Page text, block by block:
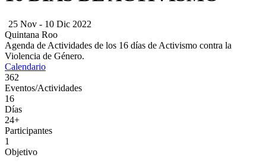
25 Nov - 10 Dic 2022
Quintana Roo
Agenda de Actividades de los 16 días de Activismo contra la
Violencia de Género.
Calendario
362
Eventos/Actividades
16
Días
24+
Participantes
1
Objetivo